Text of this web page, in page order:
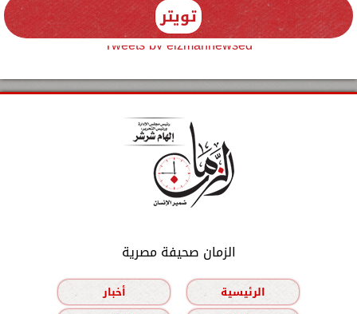
تويتر
Tweets by elzmannewseg
الزمان صحيفة مصرية
الرئيسية
أخبار